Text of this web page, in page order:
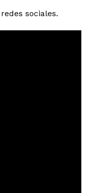
sociales.